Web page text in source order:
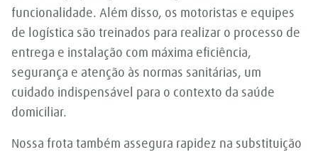
funcionalidade. Além disso, os motoristas e equipes
de logística são treinados para realizar o processo de
entrega e instalação com máxima eficiência,
segurança e atenção às normas sanitárias, um
cuidado indispensável para o contexto da saúde
domiciliar.
Nossa frota também assegura rapidez na substituição